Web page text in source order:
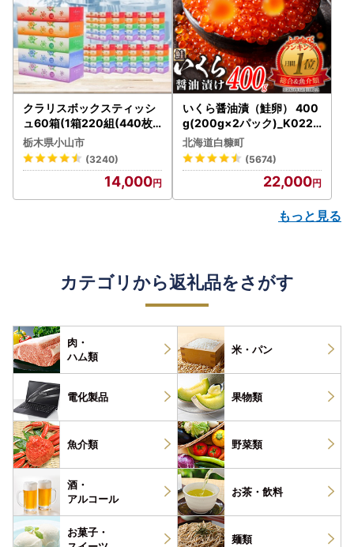
クラリスボックスティッシ
ュ60箱(1箱220組(440枚))
(5個入り×12セット)【配送
不可地域：離島・沖縄県】
【1256759】
栃木県小山市
(3240)
14,000
いくら醤油漬（鮭卵） 400
g(200g×2パック)_K022-
1676
北海道白糠町
(5674)
22,000
もっと見る
カテゴリから返礼品をさがす
肉・
ハム類
米・パン
電化製品 果物類
魚介類 野菜類
酒・
アルコール
お茶・ 飲料
お菓子・
麺類